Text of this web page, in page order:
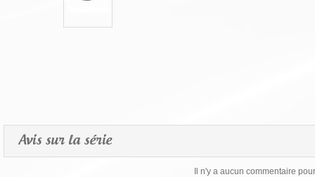
Avis sur la série
Il n'y a aucun commentaire